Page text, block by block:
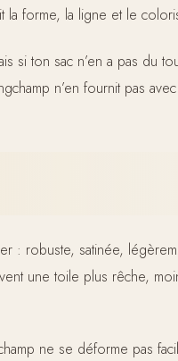
la forme, la ligne et le
si ton sac n’en a pas du
n’en fournit pas
: robuste, satinée,
une toile plus rêche,
ne se déforme pas